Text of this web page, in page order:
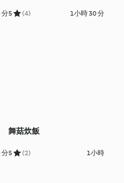
分5 (4) 1小時 30 分
分
舞菇炊飯
5 (2) 1小時